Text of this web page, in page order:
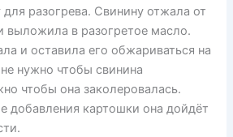
для разогрева. Свинину отжала от
выложила в разогретое масло.
и оставила его обжариваться на
нужно чтобы свинина
чтобы она заколеровалась.
добавления картошки она дойдёт